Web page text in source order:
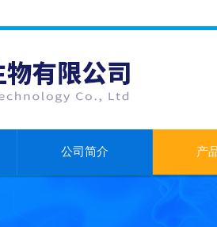
公司简介 产